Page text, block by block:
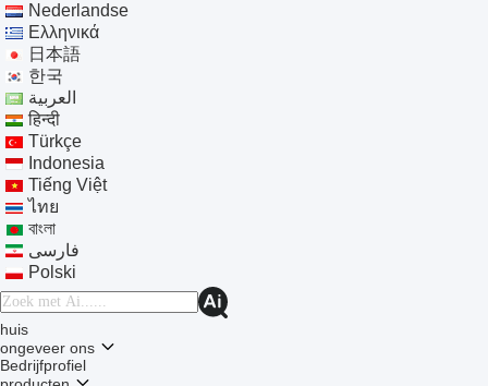
Nederlandse
Ελληνικά
日本語
한국
العربية
हिन्दी
Türkçe
Indonesia
Tiếng Việt
ไทย
বাংলা
فارسی
Polski
huis
ongeveer ons
Bedrijfprofiel